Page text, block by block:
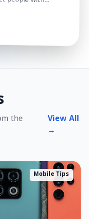
the
View All
→
Mobile Tips